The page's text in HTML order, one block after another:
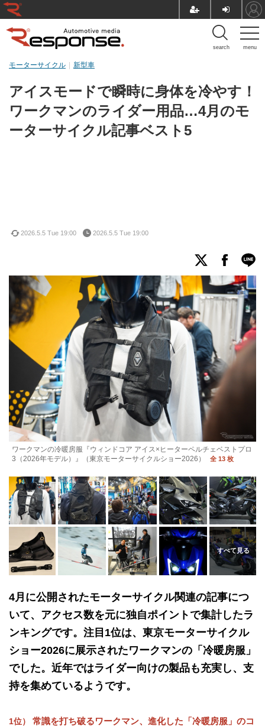
menu
search
アイスモードで瞬時に身体を冷やす！
ワークマンのライダー用品…4月のモ
ーターサイクル記事ベスト5
モーターサイクル 新型車
2026.5.5 Tue 19:00 2026.5.5 Tue 19:00
ワークマンの冷暖房服『ウィンドコア アイス×ヒーターペルチェベストプロ
3（2026年モデル）』（東京モーターサイクルショー2026）
全 13 枚
4月に公開されたモーターサイクル関連の記事につ
いて、アクセス数を元に独自ポイントで集計したラ
ンキングです。注目1位は、東京モーターサイクル
ショー2026に展示されたワークマンの「冷暖房服」
でした。近年ではライダー向けの製品も充実し、支
持を集めているようです。
1位）
常識を打ち破るワークマン、進化した「冷暖房服」のコ